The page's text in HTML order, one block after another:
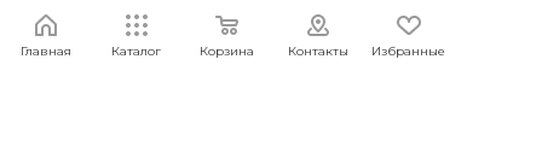
Главная Каталог Корзина Контакты Избранные